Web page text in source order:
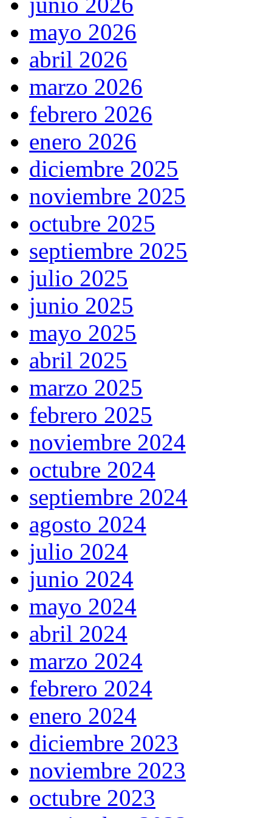
mayo 2026
abril 2026
marzo 2026
febrero 2026
enero 2026
diciembre 2025
noviembre 2025
octubre 2025
septiembre 2025
julio 2025
junio 2025
mayo 2025
abril 2025
marzo 2025
febrero 2025
noviembre 2024
octubre 2024
septiembre 2024
agosto 2024
julio 2024
junio 2024
mayo 2024
abril 2024
marzo 2024
febrero 2024
enero 2024
diciembre 2023
noviembre 2023
octubre 2023